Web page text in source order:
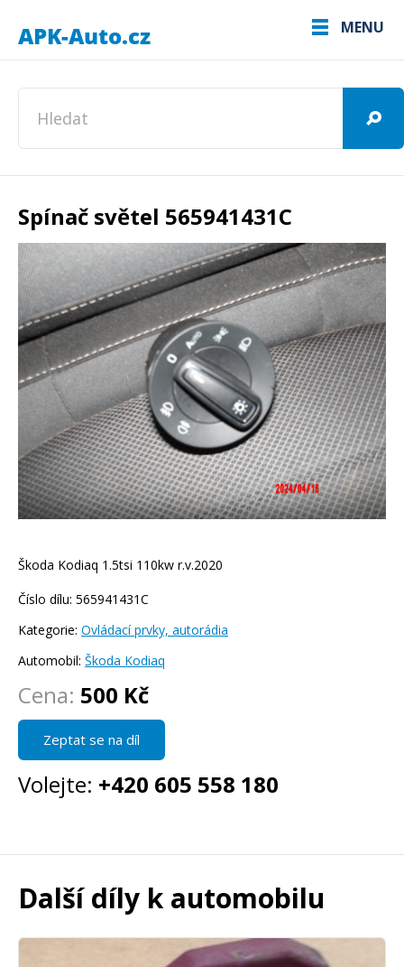
MENU
Spínač světel 565941431C
Škoda Kodiaq 1.5tsi 110kw r.v.2020
Číslo dílu: 565941431C
Kategorie: Ovládací prvky, autorádia
Automobil: Škoda Kodiaq
Cena: 500 Kč
Zeptat se na díl
Volejte: +420 605 558 180
Další díly k automobilu